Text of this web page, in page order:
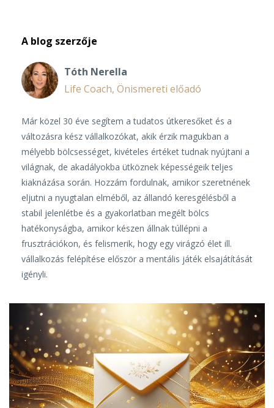
A blog szerzője
Tóth Nerella
Life Coach, Önismereti előadó
Már közel 30 éve segítem a tudatos útkeresőket és a
változásra kész vállalkozókat, akik érzik magukban a
mélyebb bölcsességet, kivételes értéket tudnak nyújtani a
világnak, de akadályokba ütköznek képességeik teljes
kiaknázása során. Hozzám fordulnak, amikor szeretnének
eljutni a nyugtalan elméből, az állandó keresgélésből a
stabil jelenlétbe és a gyakorlatban megélt bölcs
hatékonyságba, amikor készen állnak túllépni a
frusztrációkon, és felismerik, hogy egy virágzó élet ill.
vállalkozás felépítése először a mentális játék elsajátítását
igényli.